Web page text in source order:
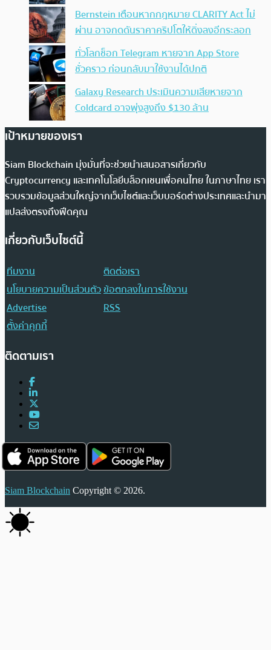
Bernstein เตือนหากกฎหมาย CLARITY Act ไม่
ผ่าน อาจกดดันราคาคริปโตให้ดิ่งลงอีกระลอก
ทั่วโลกช็อก Telegram หายจาก App Store
ชั่วคราว ก่อนกลับมาใช้งานได้ปกติ
Galaxy Research ประเมินความเสียหายจาก
Coldcard อาจพุ่งสูงถึง $130 ล้าน
เป้าหมายของเรา
Siam Blockchain มุ่งมั่นที่จะช่วยนำเสนอสารเกี่ยวกับ
Cryptocurrency และเทคโนโลยีบล็อกเชนเพื่อคนไทย ในภาษาไทย เรา
รวบรวมข้อมูลส่วนใหญ่จากเว็บไซต์และเว็บบอร์ดต่างประเทศและนำมา
แปลส่งตรงถึงฟีดคุณ
เกี่ยวกับเว็บไซต์นี้
ทีมงาน
ติดต่อเรา
นโยบายความเป็นส่วนตัวข้อตกลงในการใช้งาน
Advertise
RSS
ตั้งค่าคุกกี้
ติดตามเรา
Siam Blockchain Copyright © 2026.